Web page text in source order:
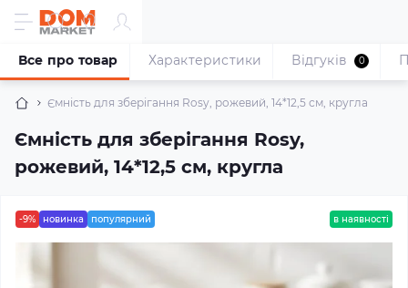
Ємність для зберігання Rosy, рожевий, 14*12,5 см, кругла
Ємність для зберігання Rosy,
рожевий, 14*12,5 см, кругла
Все про товар Характеристики Відгуків 0
-9% новинка популярний в наявності